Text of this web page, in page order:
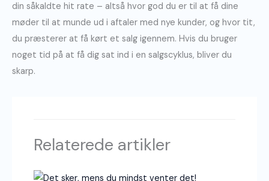
din såkaldte hit rate – altså hvor god du er til at få dine
møder til at munde ud i aftaler med nye kunder, og hvor tit,
du præsterer at få kørt et salg igennem. Hvis du bruger
noget tid på at få dig sat ind i en salgscyklus, bliver du
skarp.
Relaterede artikler